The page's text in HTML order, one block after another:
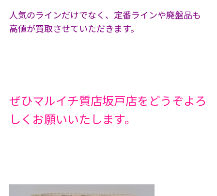
人気のラインだけでなく、定番ラインや廃盤品も
高値が買取させていただきます。
ぜひマルイチ質店坂戸店をどうぞよろ
しくお願いいたします。